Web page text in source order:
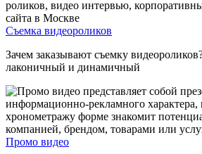
Съемка видеороликов
Зачем заказывают съемку
лаконичный и динамичный
Промо видео